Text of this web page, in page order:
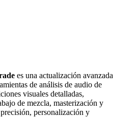
es una actualización avanzada
de análisis de audio de
visuales detalladas,
de mezcla, masterización y
personalización y